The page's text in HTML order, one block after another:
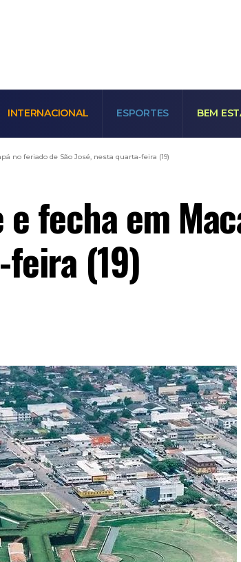
INTERNACIONAL ESPORTES BEM
no feriado de São José, nesta quarta-feira (19)
fecha em
(19)